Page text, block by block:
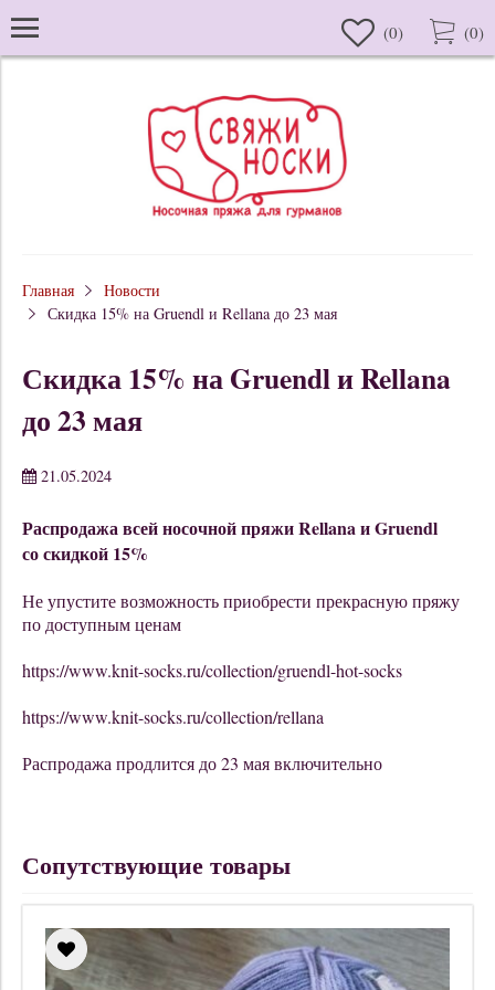
(0) (0)
Главная
Новости
Скидка 15% на Gruendl и Rellana до 23 мая
Скидка 15% на Gruendl и Rellana
до 23 мая
21.05.2024
Распродажа всей носочной пряжи Rellana и Gruendl
со скидкой 15%
Не упустите возможность приобрести прекрасную пряжу
по доступным ценам
https://www.knit-socks.ru/collection/gruendl-hot-socks
https://www.knit-socks.ru/collection/rellana
Распродажа продлится до 23 мая включительно
Сопутствующие товары